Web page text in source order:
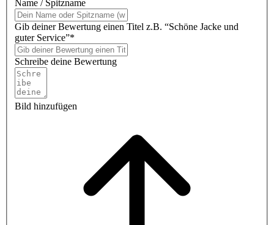
Name / Spitzname
Gib deiner Bewertung einen Titel z.B. “Schöne Jacke und
guter Service”*
Schreibe deine Bewertung
Bild hinzufügen